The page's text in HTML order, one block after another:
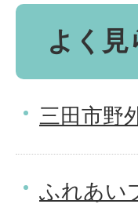
よく見
三田市野
ふれあい